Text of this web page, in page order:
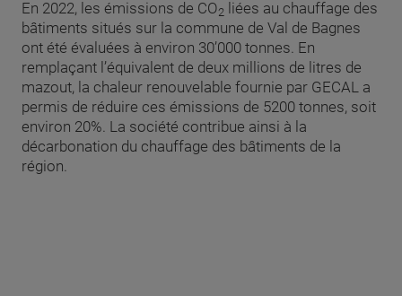
En 2022, les émissions de CO2 liées au chauffage des
bâtiments situés sur la commune de Val de Bagnes
ont été évaluées à environ 30’000 tonnes. En
remplaçant l’équivalent de deux millions de litres de
mazout, la chaleur renouvelable fournie par GECAL a
permis de réduire ces émissions de 5200 tonnes, soit
environ 20%. La société contribue ainsi à la
décarbonation du chauffage des bâtiments de la
région.